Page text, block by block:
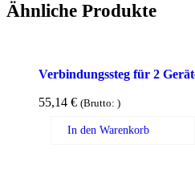
Ähnliche Produkte
Verbindungssteg für 2
55,14 € (Brutto: )
In den Warenkorb